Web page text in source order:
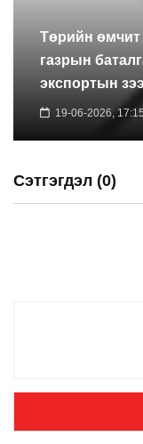
Төрийн өмчит
газрын
экспортын
19-06-2026, 17:15
Сэтгэгдэл (0)